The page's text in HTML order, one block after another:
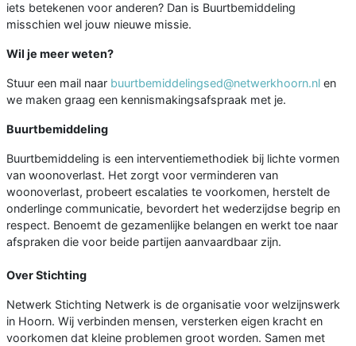
iets betekenen voor anderen? Dan is Buurtbemiddeling
misschien wel jouw nieuwe missie.
Wil je meer weten?
Stuur een mail naar buurtbemiddelingsed@netwerkhoorn.nl en
we maken graag een kennismakingsafspraak met je.
Buurtbemiddeling
Buurtbemiddeling is een interventiemethodiek bij lichte vormen
van woonoverlast. Het zorgt voor verminderen van
woonoverlast, probeert escalaties te voorkomen, herstelt de
onderlinge communicatie, bevordert het wederzijdse begrip en
respect. Benoemt de gezamenlijke belangen en werkt toe naar
afspraken die voor beide partijen aanvaardbaar zijn.
Over Stichting
Netwerk Stichting Netwerk is de organisatie voor welzijnswerk
in Hoorn. Wij verbinden mensen, versterken eigen kracht en
voorkomen dat kleine problemen groot worden. Samen met